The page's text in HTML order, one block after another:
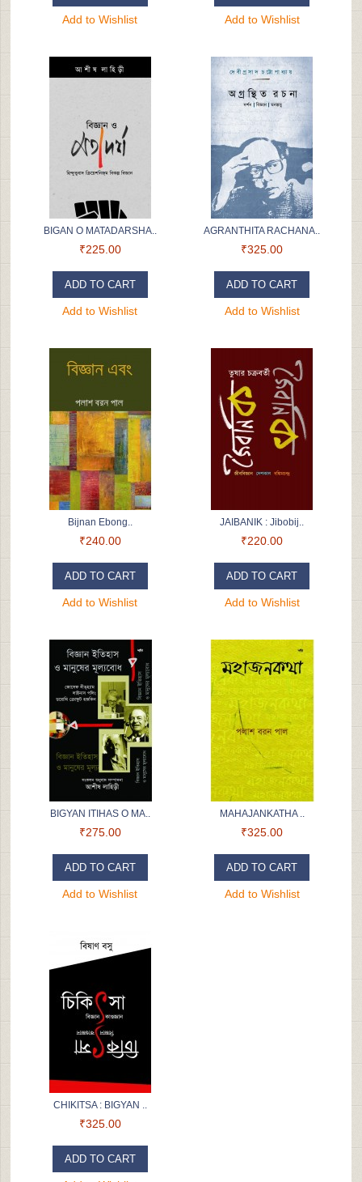
Add to Wishlist Add to Wishlist
BIGAN O MATADARSHA..
₹225.00
ADD TO CART
Add to Wishlist
AGRANTHITA RACHANA..
₹325.00
ADD TO CART
Add to Wishlist
Bijnan Ebong..
₹240.00
ADD TO CART
Add to Wishlist
JAIBANIK : Jibobij..
₹220.00
ADD TO CART
Add to Wishlist
BIGYAN ITIHAS O MA..
₹275.00
ADD TO CART
Add to Wishlist
MAHAJANKATHA ..
₹325.00
ADD TO CART
Add to Wishlist
CHIKITSA : BIGYAN ..
₹325.00
ADD TO CART